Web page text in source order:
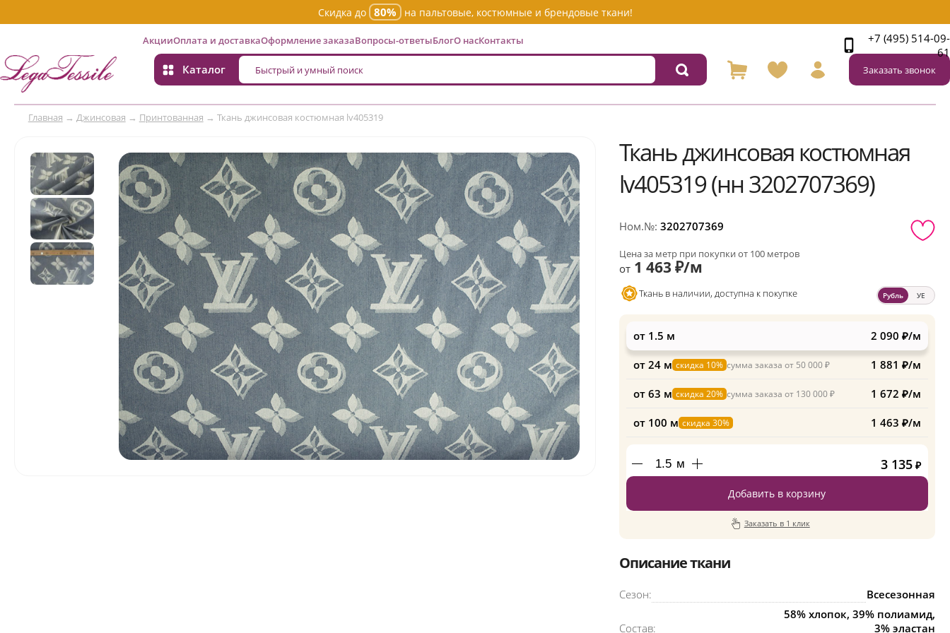
Скидка до 80% на пальтовые, костюмные и брендовые ткани!
АкцииОплата и доставкаОформление заказаВопросы-ответыБлогО насКонтакты
Каталог
+7 (495) 514-09-
61
Заказать звонок
Главная → Джинсовая → Принтованная → Ткань джинсовая костюмная lv405319
Ткань джинсовая костюмная
lv405319 (нн 3202707369)
Ном.№: 3202707369
Цена за метр при покупки от 100 метров
от1 463 ₽/м
Ткань в наличии, доступна к покупке Рубль УЕ
от 1.5 м 2 090 ₽/м
от 24 м скидка 10% сумма заказа от 50 000 ₽ 1 881 ₽/м
от 63 м скидка 20% сумма заказа от 130 000 ₽ 1 672 ₽/м
от 100 м скидка 30% 1 463 ₽/м
м 3 135 ₽
Добавить в корзину
Заказать в 1 клик
Описание ткани
Сезон: Всесезонная
Состав:
58% хлопок, 39% полиамид,
3% эластан